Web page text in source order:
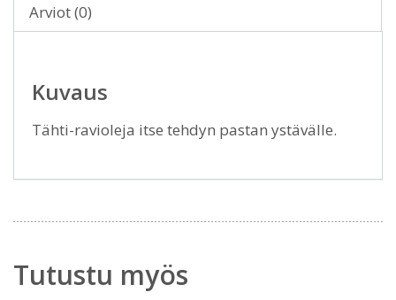
Arviot (0)
Kuvaus
Tähti-ravioleja itse tehdyn pastan ystävälle.
Tutustu myös